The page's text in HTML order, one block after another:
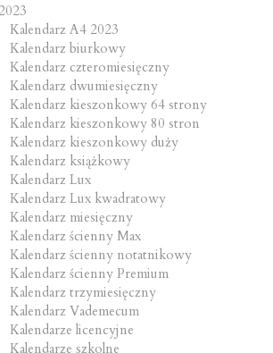
2023
Kalendarz A4 2023
Kalendarz biurkowy
Kalendarz czteromiesięczny
Kalendarz dwumiesięczny
Kalendarz kieszonkowy 64 strony
Kalendarz kieszonkowy 80 stron
Kalendarz kieszonkowy duży
Kalendarz książkowy
Kalendarz Lux
Kalendarz Lux kwadratowy
Kalendarz miesięczny
Kalendarz ścienny Max
Kalendarz ścienny notatnikowy
Kalendarz ścienny Premium
Kalendarz trzymiesięczny
Kalendarz Vademecum
Kalendarze licencyjne
Kalendarze szkolne